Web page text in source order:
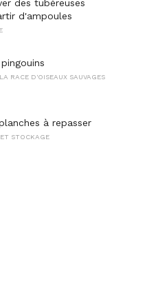
des tubéreuses
d'ampoules
RACE D'OISEAUX SAUVAGES
à repasser
STOCKAGE